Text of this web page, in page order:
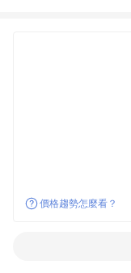
價格趨勢怎麼看？